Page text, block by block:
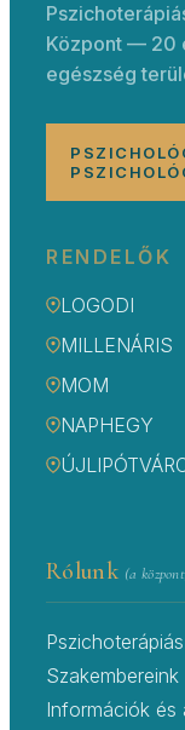
Központ — 20
egészség
RENDELŐK
LOGODI
MILLENÁRIS
MOM
NAPHEGY
Rólunk (a
Szakembereink
Információk és